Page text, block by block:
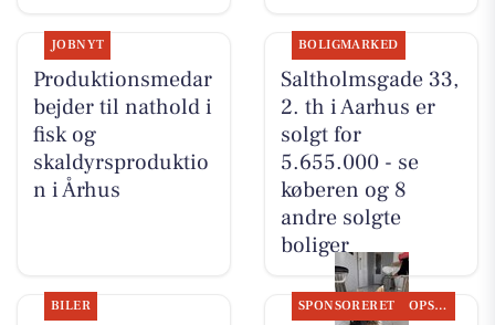
JOBNYT
Produktionsmedar
bejder til nathold i
fisk og
skaldyrsproduktio
n i Århus
BOLIGMARKED
Saltholmsgade 33,
2. th i Aarhus er
solgt for
5.655.000 - se
køberen og 8
andre solgte
boliger
BILER SPONSORERET OPSLAGSTAVLEN